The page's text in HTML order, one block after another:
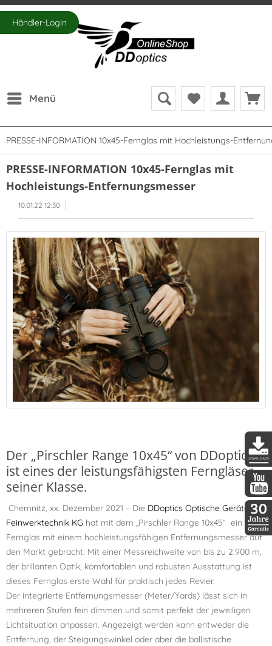
Händler-Login
Menü
PRESSE-INFORMATION 10x45-Fernglas mit Hochleistungs-
PRESSE-INFORMATION 10x45-Fernglas mit
Hochleistungs-Entfernungsmesser
10.01.22 12:30
Der „Pirschler Range 10x45“ von DDoptics
ist eines der leistungsfähigsten Ferngläser
seiner Klasse.
Chemnitz, xx. Dezember 2021 – Die DDoptics Optische Geräte &
Feinwerktechnik KG hat mit dem „Pirschler Range 10x45“ ein
Fernglas mit einem hochleistungsfähigen Entfernungsmesser auf
den Markt gebracht. Mit einer Messreichweite von bis zu 2.900 m,
der brillanten Optik, komfortablen und robusten Ausstattung ist
dieses Fernglas erste Wahl für praktisch jedes Revier.
Der integrierte Entfernungsmesser (Meter/Yards) lässt sich in
mehreren Stufen fein dimmen und somit perfekt der jeweiligen
Lichtsituation anpassen. Angezeigt werden kann entweder die
Entfernung, der Steigungswinkel oder aber die ballistische
30